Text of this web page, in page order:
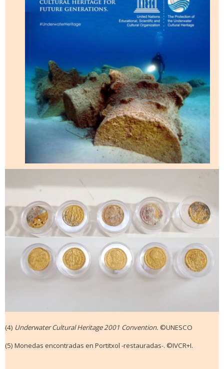
(4) Underwater Cultural Heritage 2001 Convention. ©UNESCO
(5) Monedas encontradas en Portitxol -restauradas-. ©IVCR+I.